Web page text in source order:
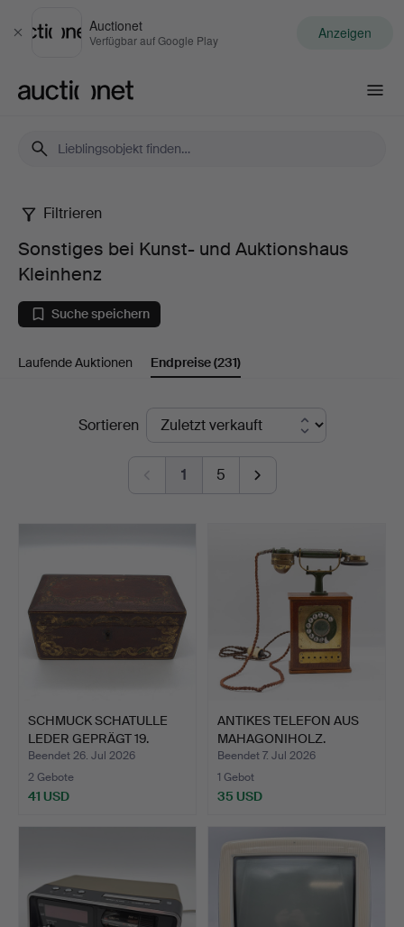
Schließen
Auctionet
Verfügbar auf Google Play Anzeigen
Sonstiges
bei
Kunst-
und
Kleinhenz
Filtrieren
Sonstiges bei Kunst- und Auktionshaus
Kleinhenz
Suche speichern
Laufende Auktionen Endpreise(231)
EndpreiseSortieren
1 5
SCHMUCK SCHATULLE
LEDER GEPRÄGT 19.
JAHRHU…
Beendet 26. Jul 2026
2 Gebote
41 USD
ANTIKES TELEFON AUS
MAHAGONIHOLZ.
Beendet 7. Jul 2026
1 Gebot
35 USD